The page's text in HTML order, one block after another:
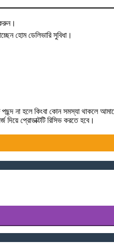
হোম ডেলিভারি সুবিধা।
পছন্দ না হলে কিংবা কোন সমস্যা
দিয়ে প্রোডাক্টটি রিসিভ করতে হবে।